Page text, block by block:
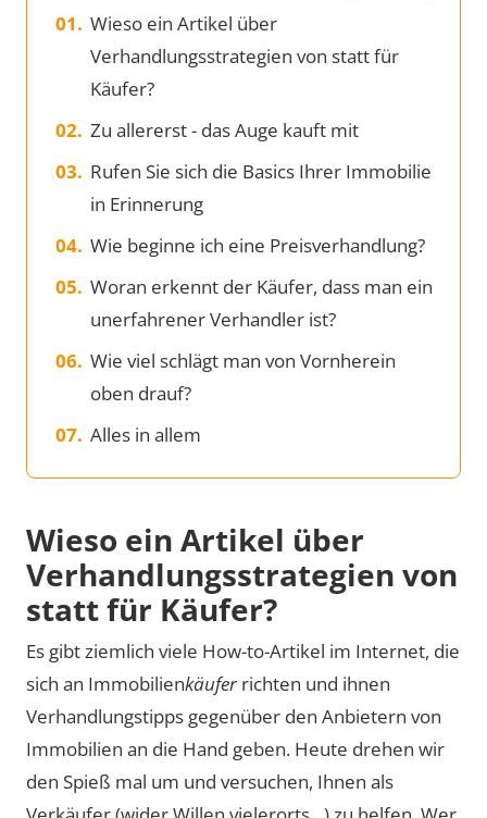
Wieso ein Artikel über
Verhandlungsstrategien von statt für
Käufer?
Zu allererst - das Auge kauft mit
Rufen Sie sich die Basics Ihrer Immobilie
in Erinnerung
Wie beginne ich eine Preisverhandlung?
Woran erkennt der Käufer, dass man ein
unerfahrener Verhandler ist?
Wie viel schlägt man von Vornherein
oben drauf?
Alles in allem
Wieso ein Artikel über
Verhandlungsstrategien von
statt für Käufer?
Es gibt ziemlich viele How-to-Artikel im Internet, die
sich an Immobilienkäuferrichten und ihnen
Verhandlungstipps gegenüber den Anbietern von
Immobilien an die Hand geben. Heute drehen wir
den Spieß mal um und versuchen, Ihnen als